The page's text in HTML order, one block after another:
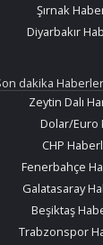
Şırnak
Diyarbakır
dakika
Zeytin Dalı
Dolar/Euro
CHP
Fenerbahçe
Galatasaray
Beşiktaş
Trabzonspor